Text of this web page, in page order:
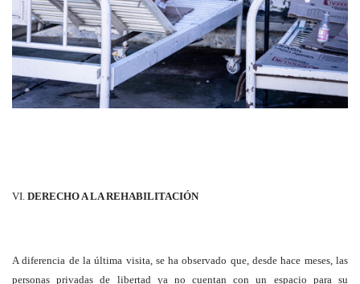
VI. DERECHO A LA REHABILITACIÓN
A diferencia de la última visita, se ha observado que, desde hace meses, las
personas privadas de libertad ya no cuentan con un espacio para su